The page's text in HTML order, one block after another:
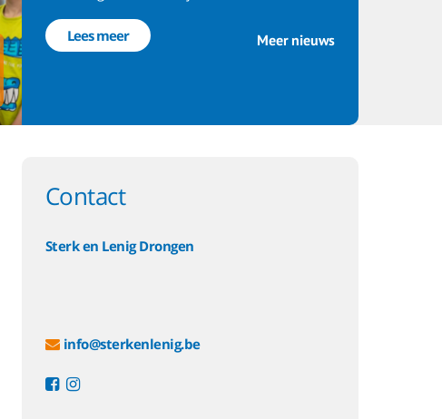
Lees meer Meer nieuws
Contact
Sterk en Lenig Drongen
info@sterkenlenig.be